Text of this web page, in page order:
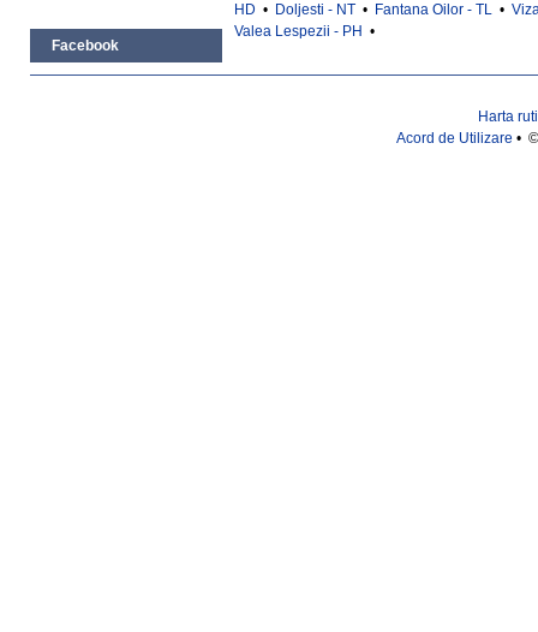
Facebook
HD • Doljesti - NT • Fantana Oilor - TL •
Valea Lespezii - PH •
Harta
Acord de Utilizare •